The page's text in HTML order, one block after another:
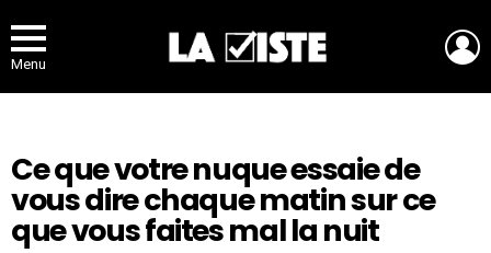
Menu
Ce que votre nuque essaie de
vous dire chaque matin sur ce
que vous faites mal la nuit